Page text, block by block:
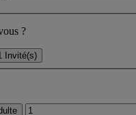
?
Invité(s)